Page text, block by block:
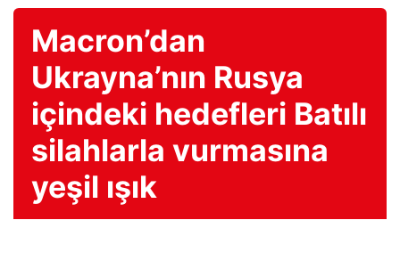
Macron’dan
Ukrayna’nın Rusya
içindeki hedefleri Batılı
silahlarla vurmasına
yeşil ışık